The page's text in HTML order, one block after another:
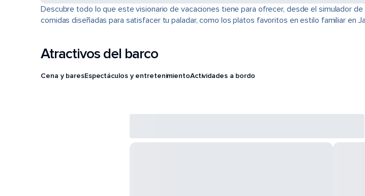
Descubre todo lo que este visionario de vacaciones tiene para ofrecer, desde el simulador
comidas diseñadas para satisfacer tu paladar, como los platos favoritos en estilo familiar en
Atractivos del barco
Cena y baresEspectáculos y entretenimientoActividades a bordo